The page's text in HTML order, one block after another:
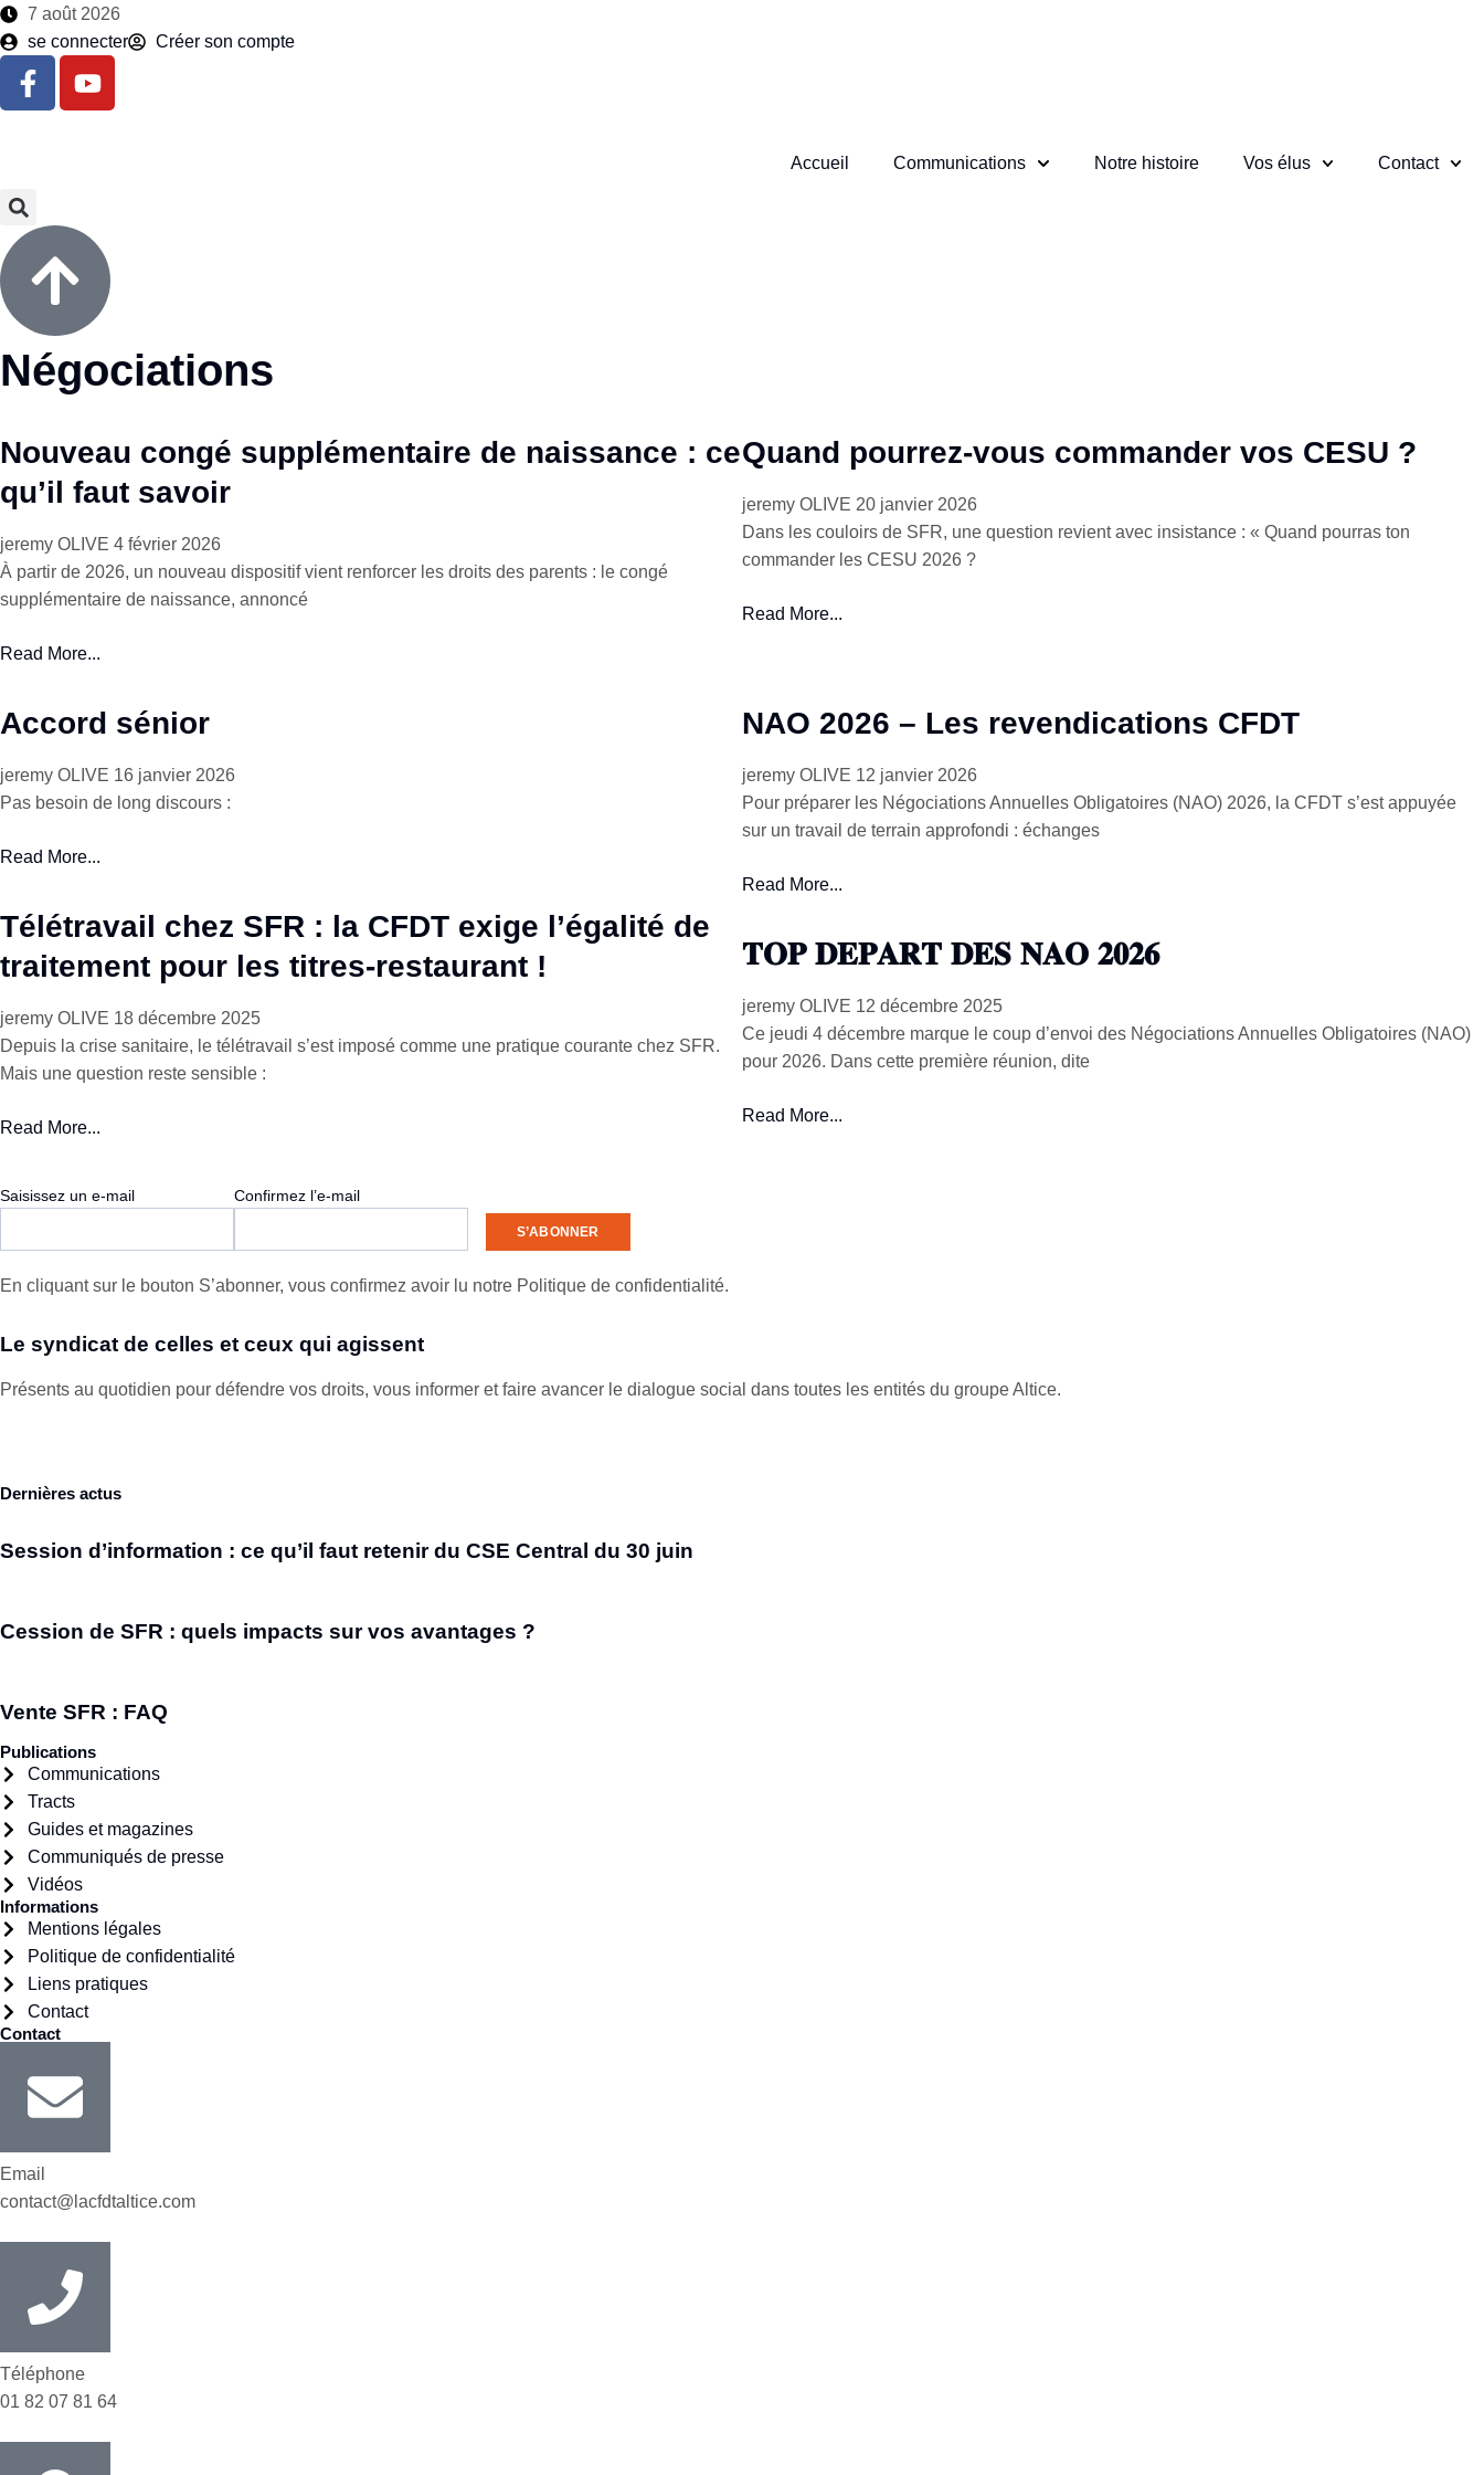
7 août 2026
se connecter
Créer son compte
Accueil Communications Notre histoire Vos élus Contact
Négociations
Nouveau congé supplémentaire de naissance : ce
qu’il faut savoir
jeremy OLIVE 4 février 2026
À partir de 2026, un nouveau dispositif vient renforcer les droits des parents : le congé
supplémentaire de naissance, annoncé
Read More...
Quand pourrez-vous commander vos CESU ?
jeremy OLIVE 20 janvier 2026
Dans les couloirs de SFR, une question revient avec insistance : « Quand pourras ton
commander les CESU 2026 ?
Read More...
Accord sénior
jeremy OLIVE 16 janvier 2026
Pas besoin de long discours :
Read More...
NAO 2026 – Les revendications CFDT
jeremy OLIVE 12 janvier 2026
Pour préparer les Négociations Annuelles Obligatoires (NAO) 2026, la CFDT s’est appuyée
sur un travail de terrain approfondi : échanges
Read More...
Télétravail chez SFR : la CFDT exige l’égalité de
traitement pour les titres-restaurant !
jeremy OLIVE 18 décembre 2025
Depuis la crise sanitaire, le télétravail s’est imposé comme une pratique courante chez SFR.
Mais une question reste sensible :
Read More...
𝐓𝐎𝐏 𝐃𝐄𝐏𝐀𝐑𝐓 𝐃𝐄𝐒 𝐍𝐀𝐎 𝟐𝟎𝟐𝟔
jeremy OLIVE 12 décembre 2025
Ce jeudi 4 décembre marque le coup d’envoi des Négociations Annuelles Obligatoires (NAO)
pour 2026. Dans cette première réunion, dite
Read More...
E-
Saisissez un e-mail Confirmez l’e-mail
En cliquant sur le bouton S’abonner, vous confirmez avoir lu notre Politique de confidentialité.
Le syndicat de celles et ceux qui agissent
Présents au quotidien pour défendre vos droits, vous informer et faire avancer le dialogue social dans toutes les entités du groupe Altice.
Dernières actus
Session d’information : ce qu’il faut retenir du CSE Central du 30 juin
Cession de SFR : quels impacts sur vos avantages ?
Vente SFR : FAQ
Publications
Communications
Tracts
Guides et magazines
Communiqués de presse
Vidéos
Informations
Mentions légales
Politique de confidentialité
Liens pratiques
Contact
Contact
Email
contact@lacfdtaltice.com
Téléphone
01 82 07 81 64